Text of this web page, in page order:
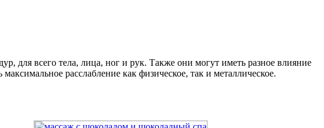
для всего тела, лица, ног и рук. Также они могут иметь разное влияние
расслабление как физическое, так и металлическое.